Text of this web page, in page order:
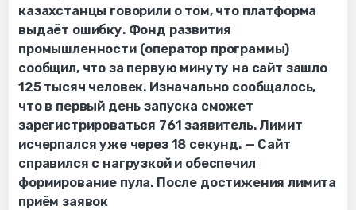
казахстанцы говорили о том, что платформа
выдаёт ошибку. Фонд развития
промышленности (оператор программы)
сообщил, что за первую минуту на сайт зашло
125 тысяч человек. Изначально сообщалось,
что в первый день запуска сможет
зарегистрироваться 761 заявитель. Лимит
исчерпался уже через 18 секунд. — Сайт
справился с нагрузкой и обеспечил
формирование пула. После достижения лимита
приём заявок